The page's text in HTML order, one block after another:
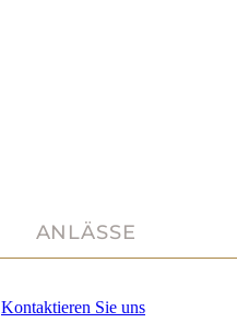
ANLÄSSE
Kontaktieren Sie uns